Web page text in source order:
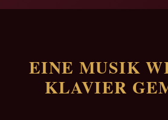
EINE MUSIK
KLAVIER